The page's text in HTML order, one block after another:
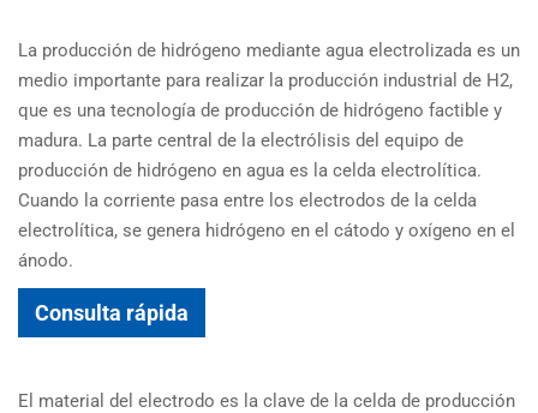
La producción de hidrógeno mediante agua electrolizada es un
medio importante para realizar la producción industrial de H2,
que es una tecnología de producción de hidrógeno factible y
madura. La parte central de la electrólisis del equipo de
producción de hidrógeno en agua es la celda electrolítica.
Cuando la corriente pasa entre los electrodos de la celda
electrolítica, se genera hidrógeno en el cátodo y oxígeno en el
ánodo.
Consulta rápida
El material del electrodo es la clave de la celda de producción